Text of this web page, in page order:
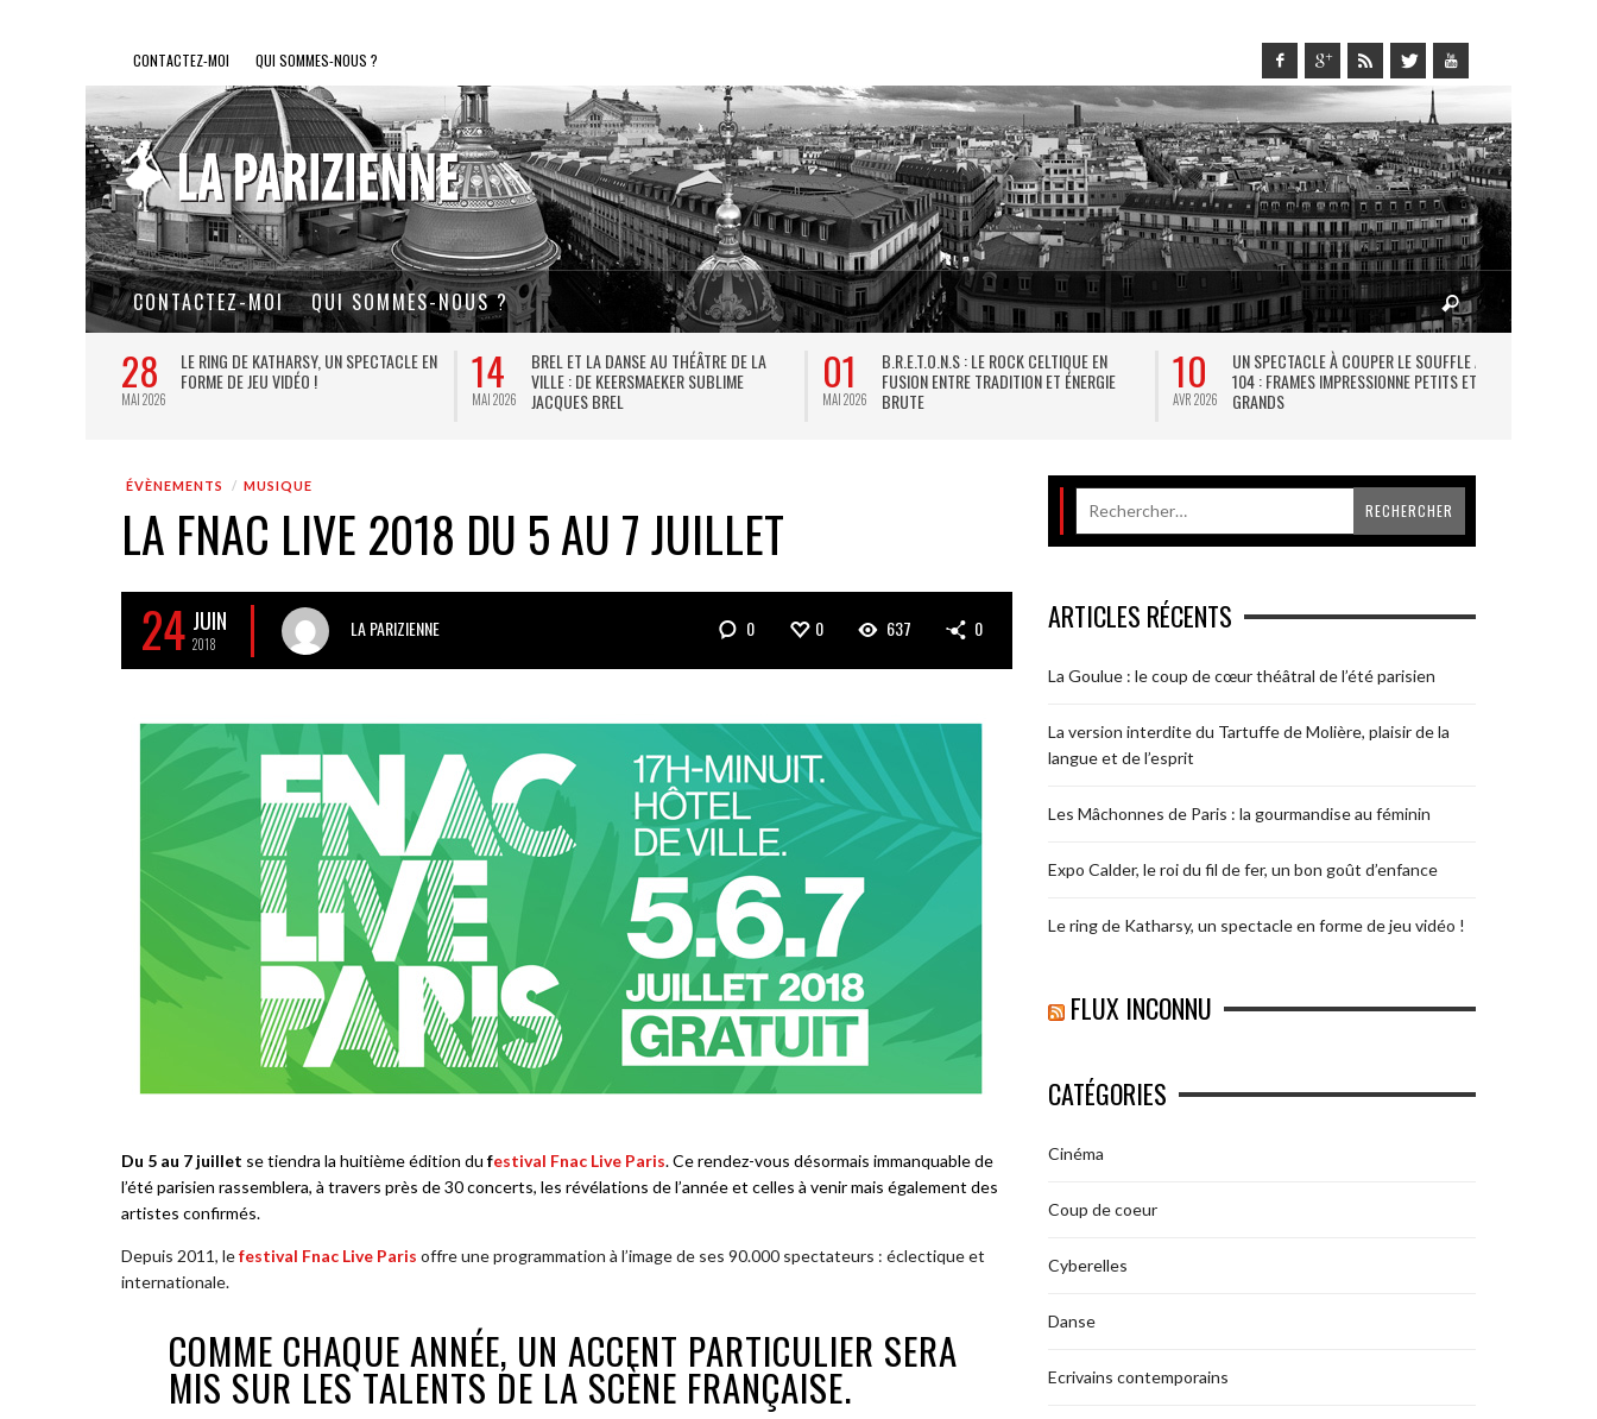
CONTACTEZ-MOI QUI SOMMES-NOUS ?
CONTACTEZ-MOI QUI SOMMES-NOUS ?
28
MAI 2026
LE RING DE KATHARSY, UN SPECTACLE EN
FORME DE JEU VIDÉO !
14
MAI 2026
BREL ET LA DANSE AU THÉÂTRE DE LA
VILLE : DE KEERSMAEKER SUBLIME
JACQUES BREL
01
MAI 2026
B.R.E.T.O.N.S : LE ROCK CELTIQUE EN
FUSION ENTRE TRADITION ET ÉNERGIE
BRUTE
10
AVR 2026
UN SPECTACLE À COUPER LE SOUFFLE AU
104 : FRAMES IMPRESSIONNE PETITS ET
GRANDS
ÉVÈNEMENTS MUSIQUE
LA FNAC LIVE 2018 DU 5 AU 7 JUILLET
24 JUIN
2018
LA PARIZIENNE 0 0 637 0
Du 5 au 7 juillet se tiendra la huitième édition du festival Fnac Live Paris. Ce rendez-vous désormais immanquable de
l’été parisien rassemblera, à travers près de 30 concerts, les révélations de l’année et celles à venir mais également des
artistes confirmés.
Depuis 2011, lefestival Fnac Live Paris offre une programmation à l’image de ses 90.000 spectateurs : éclectique et
internationale.
COMME CHAQUE ANNÉE, UN ACCENT PARTICULIER SERA
MIS SUR LES TALENTS DE LA SCÈNE FRANÇAISE.
ARTICLES RÉCENTS
La Goulue : le coup de cœur théâtral de l’été parisien
La version interdite du Tartuffe de Molière, plaisir de la
langue et de l’esprit
Les Mâchonnes de Paris : la gourmandise au féminin
Expo Calder, le roi du fil de fer, un bon goût d’enfance
Le ring de Katharsy, un spectacle en forme de jeu vidéo !
FLUX INCONNU
CATÉGORIES
Cinéma
Coup de coeur
Cyberelles
Danse
Ecrivains contemporains